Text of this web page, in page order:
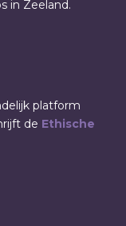
in Zeeland.
platform
de Ethische